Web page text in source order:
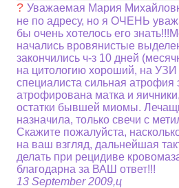
?Уважаемая Мария
не по адресу, но я ОЧЕНЬ
бы очень хотелось его
начались вровянистые
закончились ч-з 10 дней
на цитологию хороший, на УЗИ
специалиста сильная атрофия
атрофирована матка и
остатки бывшей миомы.
назначила, только свечи с
Скажите пожалуйста,
на ваш взгляд, дальнейшая
делать при рецидиве
благодарна за ВАШ ответ!!!
13 September 2009,ц